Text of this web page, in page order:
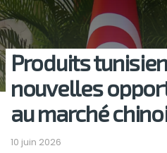
Produits
nouvelles
au marché
10 juin 2026